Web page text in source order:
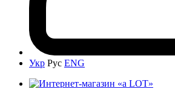
Укр Рус ENG